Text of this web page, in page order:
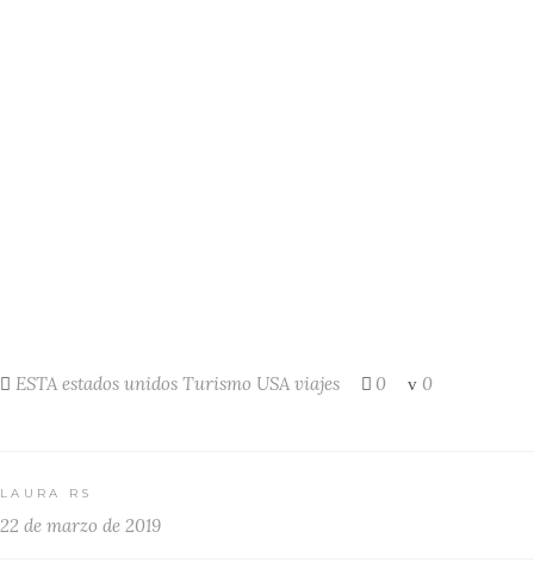
ESTA estados unidos Turismo USA viajes 0 0
LAURA RS
22 de marzo de 2019